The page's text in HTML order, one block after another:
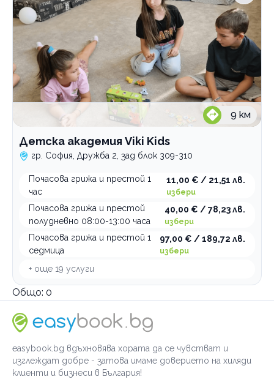
9 км
Детска академия Viki Kids
гр. София, Дружба 2, зад блок 309-310
Почасова грижа и престой 1
час
11,00 € / 21,51 лв.
избери
Почасова грижа и престой
полудневно 08:00-13:00 часа
40,00 € / 78,23 лв.
избери
Почасова грижа и престой 1
седмица
97,00 € / 189,72 лв.
избери
+ още 19 услуги
Общо: 0
easybook.bg вдъхновява хората да се чувстват и
изглеждат добре - затова имаме доверието на хиляди
клиенти и бизнеси в България!